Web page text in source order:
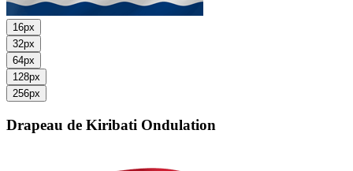
16px
32px
64px
128px
256px
Drapeau de Kiribati Ondulation